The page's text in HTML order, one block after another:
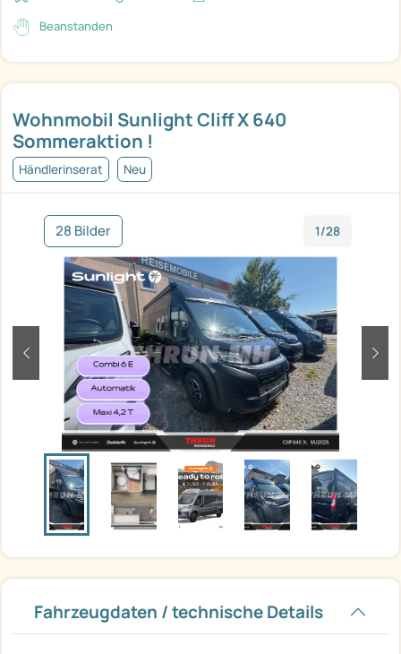
Wohnmobil Sunlight Cliff X 640
Sommeraktion !
Händlerinserat Neu
28 Bilder 1/28
zurück
Fahrzeugdaten / technische Details
Beanstanden